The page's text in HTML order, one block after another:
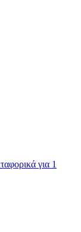
για 1